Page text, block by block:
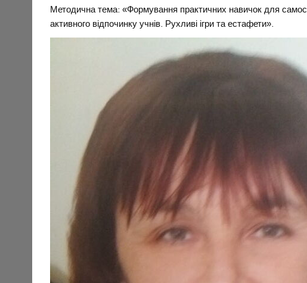
Методична тема: «Формування практичних навичок для
активного відпочинку учнів. Рухливі ігри та естафети».